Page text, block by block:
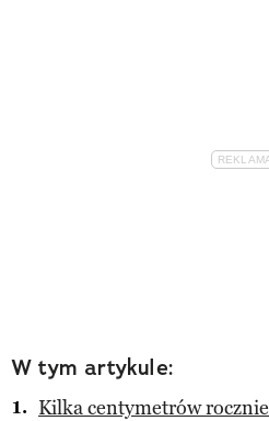
W tym artykule:
Kilka centymetrów rocznie